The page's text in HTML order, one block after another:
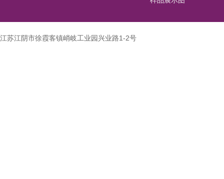
江苏江阴市徐霞客镇峭岐工业园兴业路1-2号